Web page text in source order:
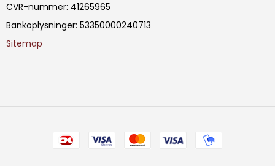
CVR-nummer: 41265965
Bankoplysninger: 53350000240713
Sitemap